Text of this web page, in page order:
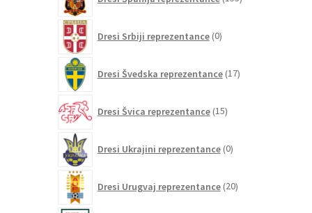
izdelkov
Dresi Srbiji reprezentance 0izdelkov
Dresi Švedska reprezentance 17izdelkov
Dresi Švica reprezentance 15izdelkov
Dresi Ukrajini reprezentance 0izdelkov
Dresi Urugvaj reprezentance 20izdelkov